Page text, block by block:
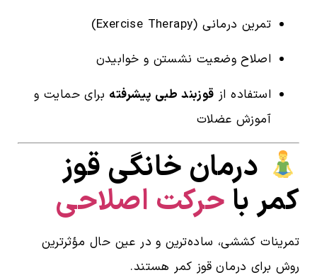
تمرین درمانی (Exercise Therapy)
اصلاح وضعیت نشستن و خوابیدن
استفاده از قوزبند طبی پیشرفته برای حمایت و
آموزش عضلات
درمان خانگی قوز
کمر با حرکت اصلاحی
تمرینات کششی، ساده‌ترین و در عین حال مؤثرترین
روش برای درمان قوز کمر هستند.